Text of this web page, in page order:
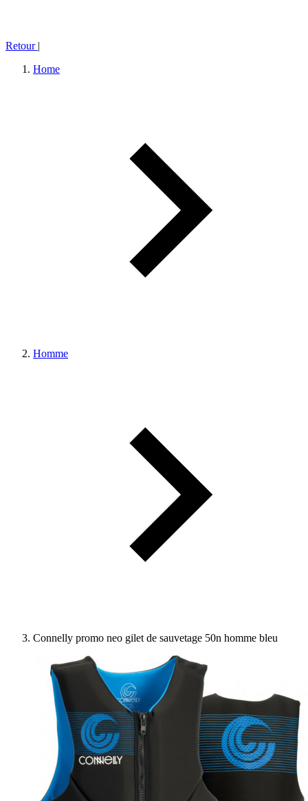
Retour |
Home
Homme
Connelly promo neo gilet de sauvetage 50n homme bleu